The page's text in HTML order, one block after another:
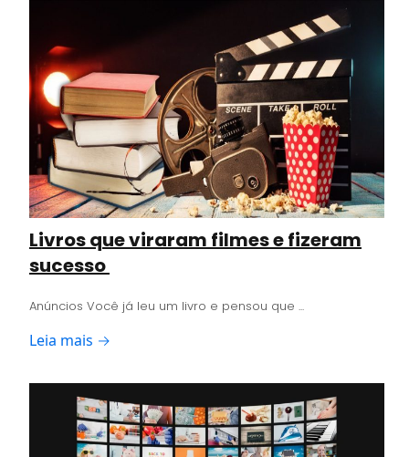
Livros que viraram filmes e fizeram
sucesso
Anúncios Você já leu um livro e pensou que ...
Leia mais →